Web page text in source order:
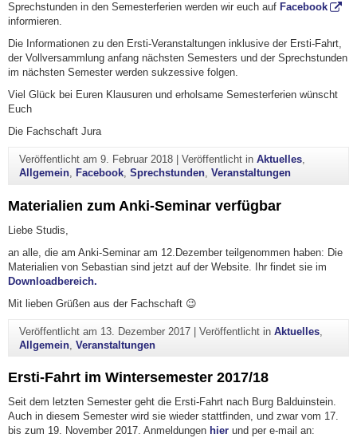
Sprechstunden in den Semesterferien werden wir euch auf Facebook
informieren.
Die Informationen zu den Ersti-Veranstaltungen inklusive der Ersti-Fahrt,
der Vollversammlung anfang nächsten Semesters und der Sprechstunden
im nächsten Semester werden sukzessive folgen.
Viel Glück bei Euren Klausuren und erholsame Semesterferien wünscht
Euch
Die Fachschaft Jura
Veröffentlicht am 9. Februar 2018| Veröffentlicht in Aktuelles,
Allgemein, Facebook, Sprechstunden, Veranstaltungen
Materialien zum Anki-Seminar verfügbar
Liebe Studis,
an alle, die am Anki-Seminar am 12.Dezember teilgenommen haben: Die
Materialien von Sebastian sind jetzt auf der Website. Ihr findet sie im
Downloadbereich.
Mit lieben Grüßen aus der Fachschaft 😉
Veröffentlicht am 13. Dezember 2017| Veröffentlicht in Aktuelles,
Allgemein, Veranstaltungen
Ersti-Fahrt im Wintersemester 2017/18
Seit dem letzten Semester geht die Ersti-Fahrt nach Burg Balduinstein.
Auch in diesem Semester wird sie wieder stattfinden, und zwar vom 17.
bis zum 19. November 2017. Anmeldungen hier und per e-mail an: